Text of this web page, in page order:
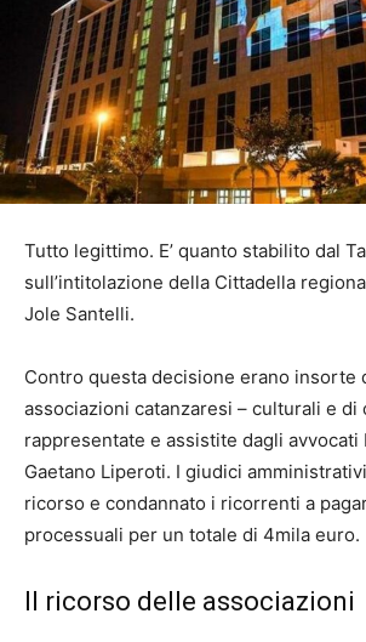
Tutto legittimo. E’ quanto stabilito dal
sull’intitolazione della Cittadella
Jole Santelli.
Contro questa decisione erano insorte
associazioni catanzaresi – culturali e di
rappresentate e assistite dagli avvocati
Gaetano Liperoti. I giudici
ricorso e condannato i ricorrenti a
processuali per un totale di 4mila euro.
Il ricorso delle associazioni